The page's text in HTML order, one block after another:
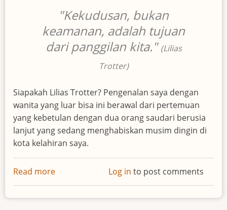
"Kekudusan, bukan
keamanan, adalah tujuan
dari panggilan kita." (Lilias
Trotter)
Siapakah Lilias Trotter? Pengenalan saya dengan
wanita yang luar bisa ini berawal dari pertemuan
yang kebetulan dengan dua orang saudari berusia
lanjut yang sedang menghabiskan musim dingin di
kota kelahiran saya.
Read more
Lilias
Trotter
Log in to post comments